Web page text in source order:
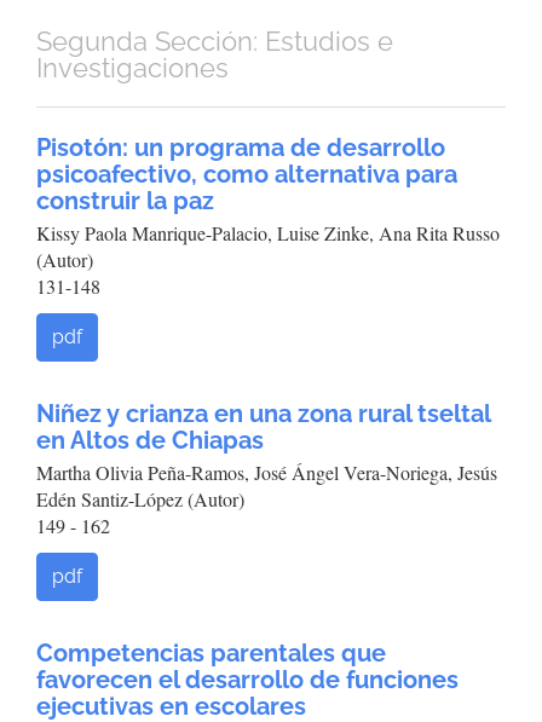
Segunda Sección: Estudios e
Investigaciones
Pisotón: un programa de desarrollo
psicoafectivo, como alternativa para
construir la paz
Kissy Paola Manrique-Palacio, Luise Zinke, Ana Rita Russo
(Autor)
131-148
pdf
Niñez y crianza en una zona rural tseltal
en Altos de Chiapas
Martha Olivia Peña-Ramos, José Ángel Vera-Noriega, Jesús
Edén Santiz-López (Autor)
149 - 162
pdf
Competencias parentales que
favorecen el desarrollo de funciones
ejecutivas en escolares